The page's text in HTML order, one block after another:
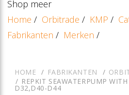
Shop meer
Home / Orbitrade / KMP /
Fabrikanten / Merken /
HOME FABRIKANTEN
REPKIT SEAWATERPUMP
D32,D40-D44